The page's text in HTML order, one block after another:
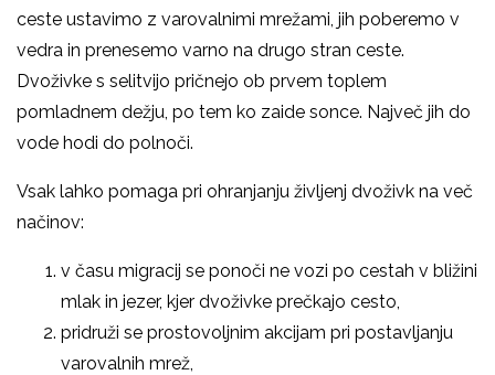
ceste ustavimo z varovalnimi mrežami, jih poberemo v
vedra in prenesemo varno na drugo stran ceste.
Dvoživke s selitvijo pričnejo ob prvem toplem
pomladnem dežju, po tem ko zaide sonce. Največ jih do
vode hodi do polnoči.
Vsak lahko pomaga pri ohranjanju življenj dvoživk na več
načinov:
v času migracij se ponoči ne vozi po cestah v bližini
mlak in jezer, kjer dvoživke prečkajo cesto,
pridruži se prostovoljnim akcijam pri postavljanju
varovalnih mrež,